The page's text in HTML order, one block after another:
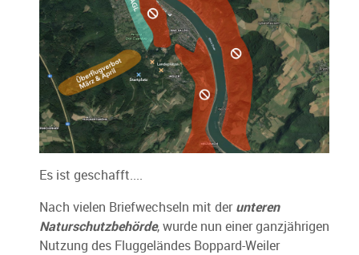
Es ist geschafft....
Nach vielen Briefwechseln mit der unteren
Naturschutzbehörde, wurde nun einer ganzjährigen
Nutzung des Fluggeländes Boppard-Weiler